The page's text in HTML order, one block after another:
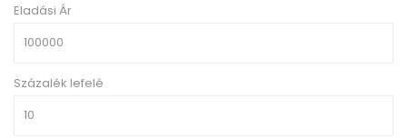
Eladási Ár
Százalék lefelé